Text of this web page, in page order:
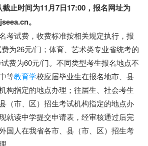
止时间为11月7日17:00，报名网址为
。
考试费，收费标准按相关规定执行，报
为26元/门；体育、艺术类专业省统考的
费为60元/门。不同类型考生报名地点不
等教育学校应届毕业生在报名地市、县
构指定的地点办理；往届生、社会考生
（市、区）招生考试机构指定的地点办
就读中学提交申请表，经审核通过后完
国人在我省各市、县（市、区）招生考